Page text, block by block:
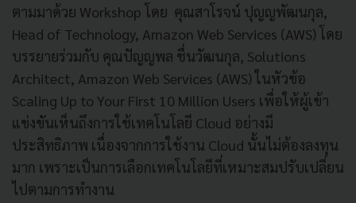
ตามมาด้วย Workshop โดย คุณสาโรจน์ ปุญญพัฒนกุล,
Head of Technology, Amazon Web Services (AWS) โดย
บรรยายร่วมกับ คุณปัญญพล ชื่นวัฒนกุล, Solutions
Architect, Amazon Web Services (AWS) ในหัวข้อ
Scaling Up to Your First 10 Million Users เพื่อให้ผู้เข้า
แข่งขันเห็นถึงการใช้เทคโนโลยี Cloud อย่างมี
ประสิทธิภาพ เนื่องจากการใช้งาน Cloud นั้นไม่ต้องลงทุน
มาก เพราะเป็นการเลือกเทคโนโลยีที่เหมาะสมปรับเปลี่ยน
ไปตามการทำงาน